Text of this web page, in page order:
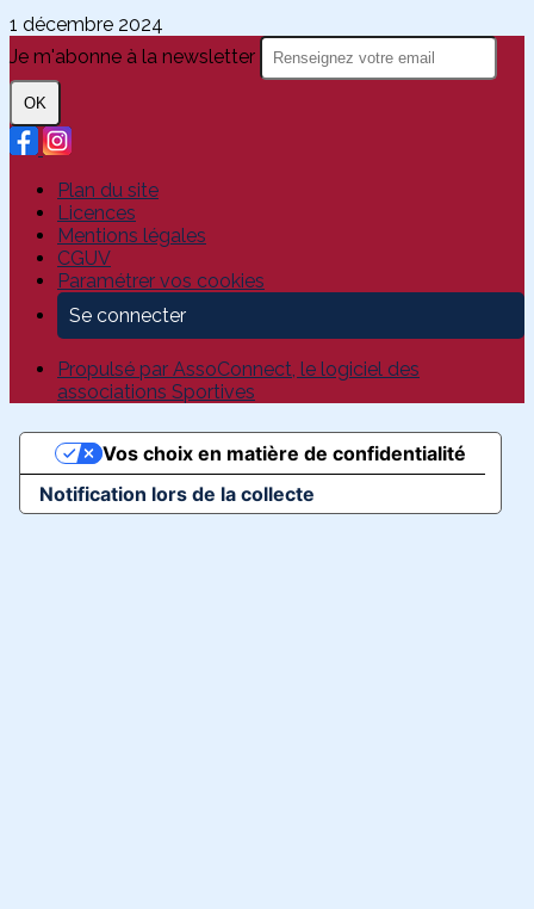
1 décembre 2024
Je m'abonne à la newsletter
OK
Plan du site
Licences
Mentions légales
CGUV
Paramétrer vos cookies
Se connecter
Propulsé par AssoConnect, le logiciel des
associations Sportives
Notification lors de la collecte
Vos choix en matière de confidentialité